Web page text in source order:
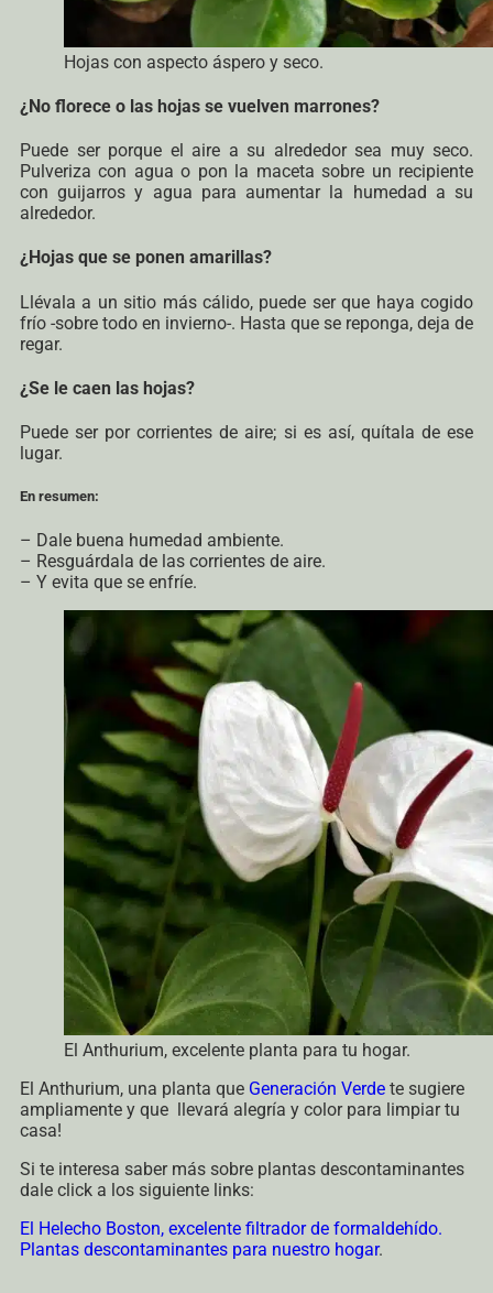
Hojas con aspecto áspero y seco.
¿No florece o las hojas se vuelven marrones?
Puede ser porque el aire a su alrededor sea muy seco.
Pulveriza con agua o pon la maceta sobre un recipiente
con guijarros y agua para aumentar la humedad a su
alrededor.
¿Hojas que se ponen amarillas?
Llévala a un sitio más cálido, puede ser que haya cogido
frío -sobre todo en invierno-. Hasta que se reponga, deja de
regar.
¿Se le caen las hojas?
Puede ser por corrientes de aire; si es así, quítala de ese
lugar.
En resumen:
– Dale buena humedad ambiente.
– Resguárdala de las corrientes de aire.
– Y evita que se enfríe.
El Anthurium, excelente planta para tu hogar.
El Anthurium, una planta que Generación Verde te sugiere
ampliamente y que llevará alegría y color para limpiar tu
casa!
Si te interesa saber más sobre plantas descontaminantes
dale click a los siguiente links:
El Helecho Boston, excelente filtrador de formaldehído.
Plantas descontaminantes para nuestro hogar.